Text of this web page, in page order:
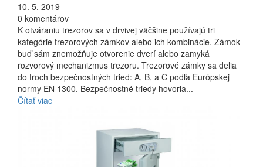
10. 5. 2019
0 komentárov
K otváraniu trezorov sa v drvivej väčšine používajú tri
kategórie trezorových zámkov alebo ich kombinácie. Zámok
buď sám znemožňuje otvorenie dverí alebo zamyká
rozvorový mechanizmus trezoru. Trezorové zámky sa delia
do troch bezpečnostných tried: A, B, a C podľa Európskej
normy EN 1300. Bezpečnostné triedy hovoria...
Čítať viac